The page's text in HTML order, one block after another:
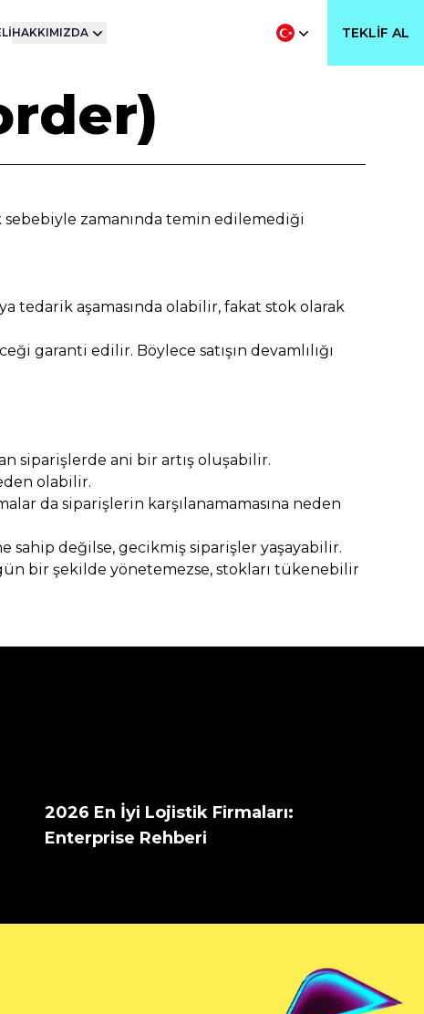
HAKKIMIZDA TEKLIF AL
zamanında temin edilemediği
tedarik aşamasında olabilir, fakat stok olarak
garanti edilir. Böylece satışın devamlılığı
siparişlerde ani bir artış oluşabilir.
olabilir.
da siparişlerin karşılanamamasına neden
sahip değilse, gecikmiş siparişler yaşayabilir.
bir şekilde yönetemezse, stokları tükenebilir
2026 En İyi Lojistik Firmaları:
Enterprise Rehberi